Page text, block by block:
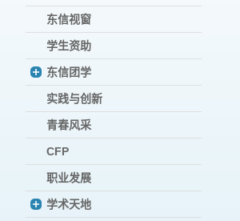
东信视窗
学生资助
东信团学
实践与创新
青春风采
CFP
职业发展
学术天地